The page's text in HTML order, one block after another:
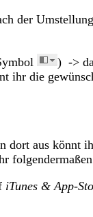
der
) ->
ihr die
dort aus könnt
iTunes & App-